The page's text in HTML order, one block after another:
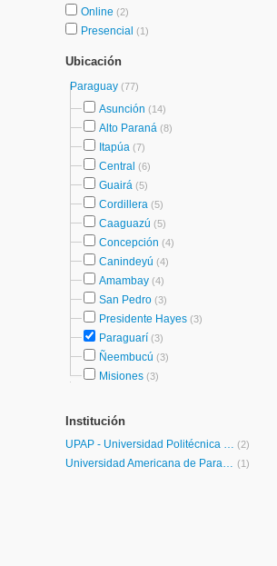
Online (2)
Presencial (1)
Ubicación
Paraguay (77)
Asunción (14)
Alto Paraná (8)
Itapúa (7)
Central (6)
Guairá (5)
Cordillera (5)
Caaguazú (5)
Concepción (4)
Canindeyú (4)
Amambay (4)
San Pedro (3)
Presidente Hayes (3)
Paraguarí (3)
Ñeembucú (3)
Misiones (3)
Institución
UPAP - Universidad Politécnica y Artística del Paraguay (2)
Universidad Americana de Paraguay (1)